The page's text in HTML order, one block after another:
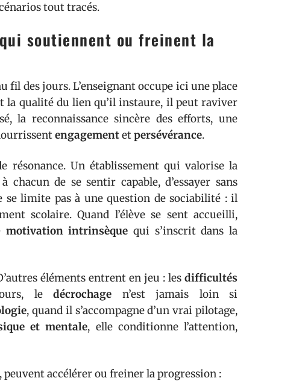
tout tracés.
soutiennent ou freinent la
fil des jours. L’enseignant occupe ici une place
la qualité du lien qu’il instaure, il peut raviver
la reconnaissance sincère des efforts, une
engagementetpersévérance.
résonance. Un établissement qui valorise la
chacun de se sentir capable, d’essayer sans
se limite pas à une question de sociabilité : il
scolaire. Quand l’élève se sent accueilli,
motivation intrinsèque qui s’inscrit dans la
éléments entrent en jeu : les difficultés
ledécrochage n’est jamais loin si
, quand il s’accompagne d’un vrai pilotage,
et mentale, elle conditionne l’attention,
accélérer ou freiner la progression :